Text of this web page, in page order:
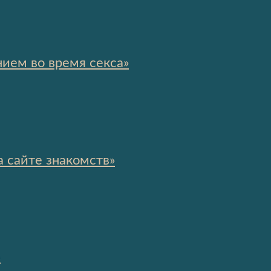
во время секса»
знакомств»